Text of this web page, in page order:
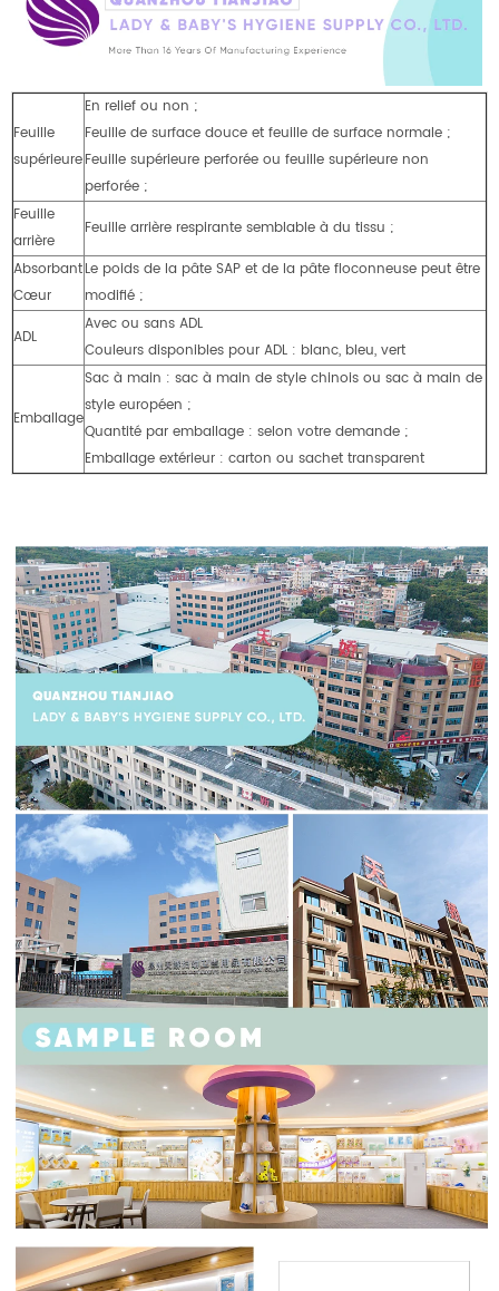
Feuille
supérieure
En relief ou non ;
Feuille de surface douce et feuille de surface normale ;
Feuille supérieure perforée ou feuille supérieure non
perforée ;
Feuille
arrière
Feuille arrière respirante semblable à du tissu ;
Absorbant
Cœur
Le poids de la pâte SAP et de la pâte floconneuse peut être
modifié ;
ADL
Avec ou sans ADL
Couleurs disponibles pour ADL : blanc, bleu, vert
Emballage
Sac à main : sac à main de style chinois ou sac à main de
style européen ;
Quantité par emballage : selon votre demande ;
Emballage extérieur : carton ou sachet transparent